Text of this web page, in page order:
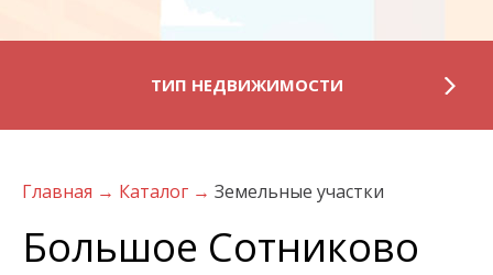
ТИП НЕДВИЖИМОСТИ
Главная → Каталог → Земельные участки
Большое Сотниково